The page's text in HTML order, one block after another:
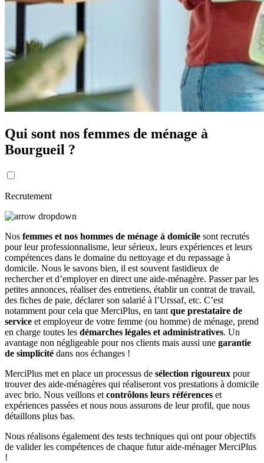
Qui sont nos femmes de ménage à
Bourgueil ?
Recrutement
Nos femmes et nos hommes de ménage à domicile sont recrutés
pour leur professionnalisme, leur sérieux, leurs expériences et leurs
compétences dans le domaine du nettoyage et du repassage à
domicile. Nous le savons bien, il est souvent fastidieux de
rechercher et d’employer en direct une aide-ménagère. Passer par les
petites annonces, réaliser des entretiens, établir un contrat de travail,
des fiches de paie, déclarer son salarié à l’Urssaf, etc. C’est
notamment pour cela que MerciPlus, en tant que prestataire de
service et employeur de votre femme (ou homme) de ménage, prend
en charge toutes les démarches légales et administratives. Un
avantage non négligeable pour nos clients mais aussi une garantie
de simplicité dans nos échanges !
MerciPlus met en place un processus de sélection rigoureux pour
trouver des aide-ménagères qui réaliseront vos prestations à domicile
avec brio. Nous veillons et contrôlons leurs références et
expériences passées et nous nous assurons de leur profil, que nous
détaillons plus bas.
Nous réalisons également des tests techniques qui ont pour objectifs
de valider les compétences de chaque futur aide-ménager MerciPlus
!